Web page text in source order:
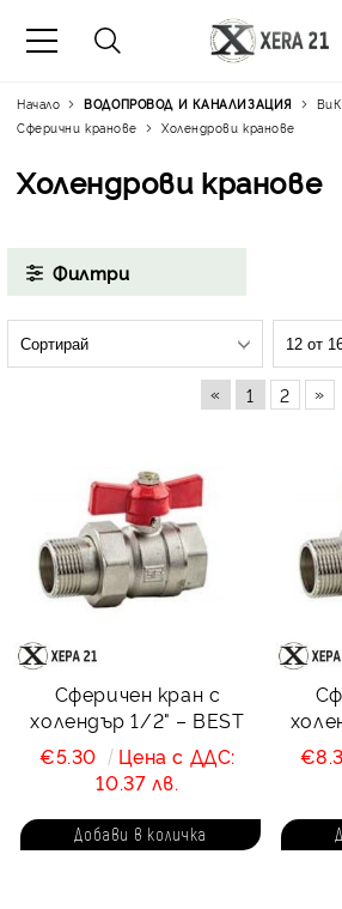
Начало ВОДОПРОВОД И КАНАЛИЗАЦИЯ
Сферични кранове
Холендрови кранове
Холендрови кранове
Филтри
« 1 2 »
Сферичен кран с
холендър 1/2" – BEST
€5.30
Цена с ДДС:
10.37 лв.